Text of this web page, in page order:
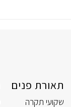
תאורת פנים
שקועי תקרה